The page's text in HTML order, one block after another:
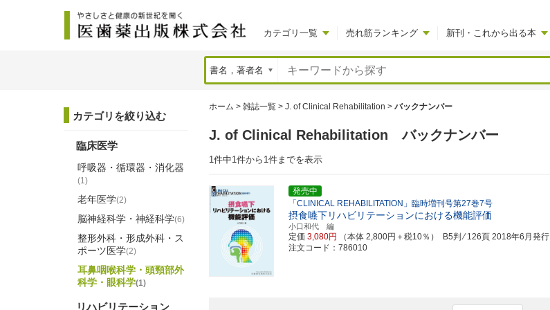
カテゴリ一覧 売れ筋ランキング 新刊・これから出る本
ホーム > 雑誌一覧 > J. of Clinical Rehabilitation > バックナンバー
J. of Clinical Rehabilitation バックナンバー
1件中1件から1件までを表示
発売中
「CLINICAL REHABILITATION」臨時増刊号第27巻7号
摂食嚥下リハビリテーションにおける機能評価
小口和代 編
定価 3,080円 （本体 2,800円＋税10％） B5判 ⁄ 126頁 2018年6月発行
注文コード：786010
カテゴリを絞り込む
臨床医学
呼吸器・循環器・消化器
(1)
老年医学(2)
脳神経科学・神経科学(6)
整形外科・形成外科・ス
ポーツ医学(2)
耳鼻咽喉科学・頭頸部外
科学・眼科学(1)
リハビリテーション